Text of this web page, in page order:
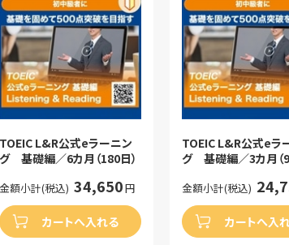
TOEIC L&R公式eラーニン
グ 基礎編／6カ月（180日）
金額小計(税込) 34,650円
カートへ入れる
TOEIC L&R公式eラ
グ 基礎編／3カ月（
金額小計(税込)
カートへ入